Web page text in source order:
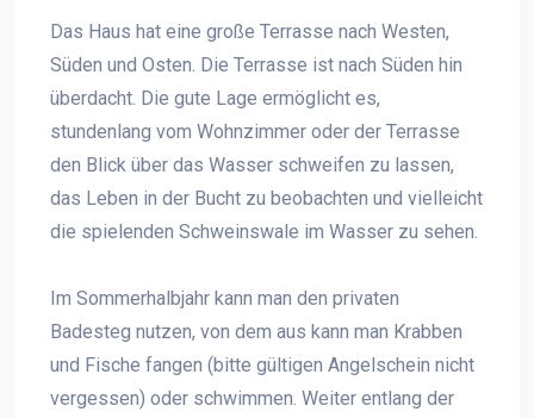
Das Haus hat eine große Terrasse nach Westen,
Süden und Osten. Die Terrasse ist nach Süden hin
überdacht. Die gute Lage ermöglicht es,
stundenlang vom Wohnzimmer oder der Terrasse
den Blick über das Wasser schweifen zu lassen,
das Leben in der Bucht zu beobachten und vielleicht
die spielenden Schweinswale im Wasser zu sehen.
Im Sommerhalbjahr kann man den privaten
Badesteg nutzen, von dem aus kann man Krabben
und Fische fangen (bitte gültigen Angelschein nicht
vergessen) oder schwimmen. Weiter entlang der